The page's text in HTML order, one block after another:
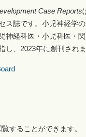
Case Reports
ス誌です。小児神経学
神経科医・小児科医・
し、2023年に創刊されま
することができます。